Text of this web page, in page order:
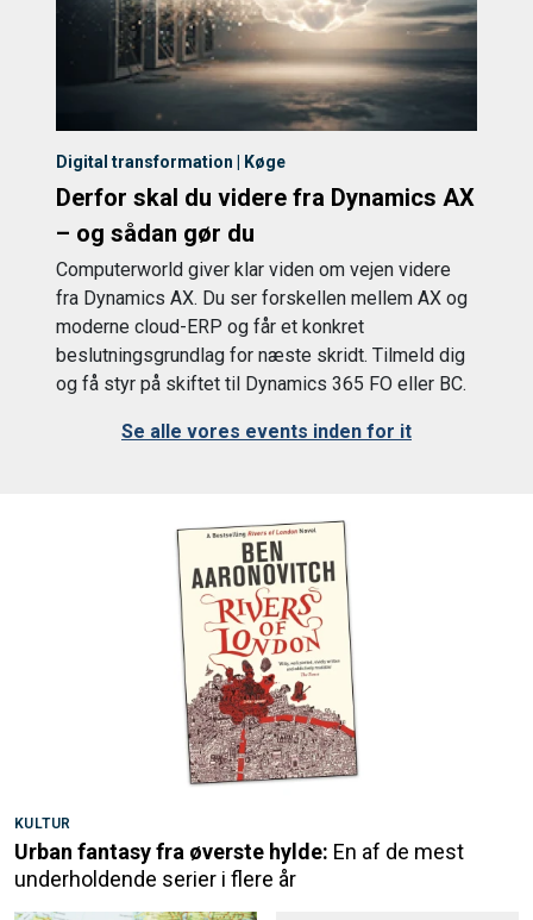
Digital transformation | Køge
Derfor skal du videre fra Dynamics AX
– og sådan gør du
Computerworld giver klar viden om vejen videre
fra Dynamics AX. Du ser forskellen mellem AX og
moderne cloud-ERP og får et konkret
beslutningsgrundlag for næste skridt. Tilmeld dig
og få styr på skiftet til Dynamics 365 FO eller BC.
Se alle vores events inden for it
KULTUR
Urban fantasy fra øverste hylde: En af de mest
underholdende serier i flere år